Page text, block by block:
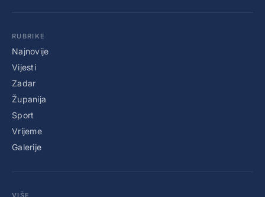
RUBRIKE
Najnovije
Vijesti
Zadar
Županija
Sport
Vrijeme
Galerije
VIŠE